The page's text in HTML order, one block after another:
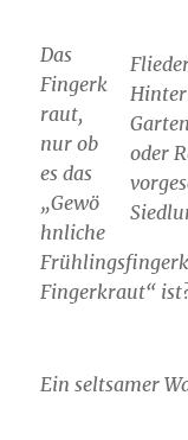
oder
Das
Fingerk
raut,
nur ob
es das
„Gewö
hnliche
Fingerkraut“
Ein seltsamer